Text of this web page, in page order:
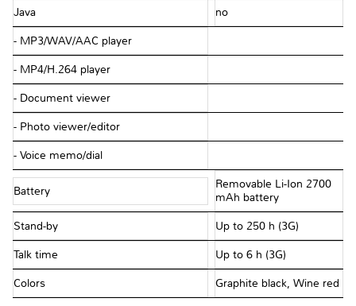
Java no
- MP3/WAV/AAC player
- MP4/H.264 player
- Document viewer
- Photo viewer/editor
- Voice memo/dial
Battery
Removable Li-Ion 2700
mAh battery
Stand-by Up to 250 h (3G)
Talk time Up to 6 h (3G)
Colors Graphite black, Wine red